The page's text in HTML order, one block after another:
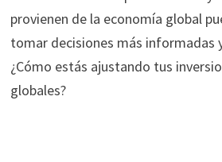
provienen de la economía global
tomar decisiones más informadas
¿Cómo estás ajustando tus
globales?